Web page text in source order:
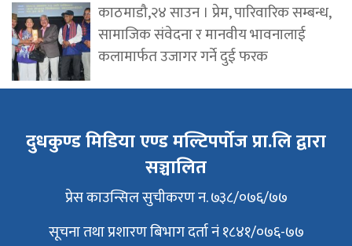
काठमाडौ,२४ साउन । प्रेम, पारिवारिक सम्बन्ध,
सामाजिक संवेदना र मानवीय भावनालाई
कलामार्फत उजागर गर्ने दुई फरक
दुधकुण्ड मिडिया एण्ड मल्टिपर्पोज प्रा.लि द्वारा
सञ्चालित
प्रेस काउन्सिल सुचीकरण न. ७३८/०७६/७७
सूचना तथा प्रशारण बिभाग दर्ता नं १८४१/०७६-७७